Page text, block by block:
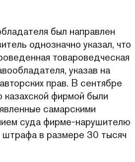
был направлен
однозначно указал, что
товароведческая
указав на
прав. В сентябре
фирмой были
самарскими
суда фирме-нарушителю
штрафа в размере 30 тысяч